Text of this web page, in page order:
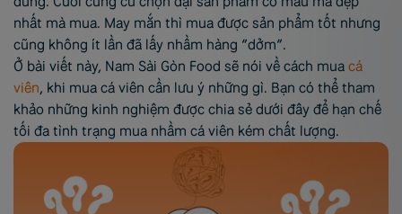
nhất mà mua. May mắn thì mua được sản phẩm tốt nhưng
cũng không ít lần đã lấy nhầm hàng “dởm”.
Ở bài viết này, Nam Sài Gòn Food sẽ nói về cách muacá
viên, khi mua cá viên cần lưu ý những gì. Bạn có thể tham
khảo những kinh nghiệm được chia sẻ dưới đây để hạn chế
tối đa tình trạng mua nhầm cá viên kém chất lượng.